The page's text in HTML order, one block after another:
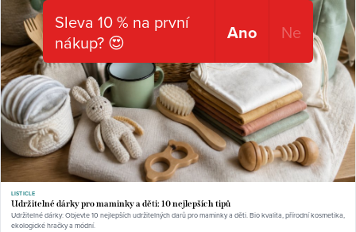
LISTICLE
Udržitelné dárky pro maminky a děti: 10 nejlepších tipů
Udržitelné dárky: Objevte 10 nejlepších udržitelných darů pro maminky a děti. Bio kvalita, přírodní kosmetika,
ekologické hračky a módní.
Sleva 10 % na první
nákup? 😍
Ano Ne